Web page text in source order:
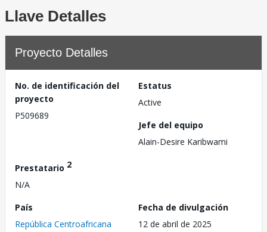
Llave Detalles
Proyecto Detalles
No. de identificación del
proyecto
P509689
Estatus
Active
Jefe del equipo
Alain-Desire Karibwami
Prestatario 2
N/A
País
República Centroafricana
Fecha de divulgación
12 de abril de 2025